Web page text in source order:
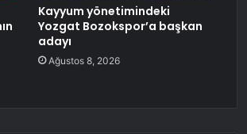
Kayyum yönetimindeki
Yozgat Bozokspor’a başkan
adayı
Ağustos 8, 2026